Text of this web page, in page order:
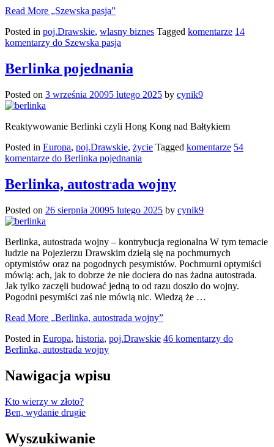
Read More „Szewska pasja”
Posted in poj.Drawskie, wlasny biznes Tagged komentarze 14
komentarzy do Szewska pasja
Berlinka pojednania
Posted on 3 września 20095 lutego 2025 by cynik9
Reaktywowanie Berlinki czyli Hong Kong nad Bałtykiem
Posted in Europa, poj.Drawskie, życie Tagged komentarze 54
komentarze do Berlinka pojednania
Berlinka, autostrada wojny
Posted on 26 sierpnia 20095 lutego 2025 by cynik9
Berlinka, autostrada wojny – kontrybucja regionalna W tym temacie
ludzie na Pojezierzu Drawskim dzielą się na pochmurnych
optymistów oraz na pogodnych pesymistów. Pochmurni optymiści
mówią: ach, jak to dobrze że nie dociera do nas żadna autostrada.
Jak tylko zaczęli budować jedną to od razu doszło do wojny.
Pogodni pesymiści zaś nie mówią nic. Wiedzą że …
Read More „Berlinka, autostrada wojny”
Posted in Europa, historia, poj.Drawskie 46 komentarzy do
Berlinka, autostrada wojny
Nawigacja wpisu
Kto wierzy w złoto?
Ben, wydanie drugie
Wyszukiwanie